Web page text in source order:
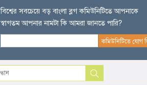
বিশ্বের সবচেয়ে বড় বাংলা ব্লগ কমিউনিটিতে আপনাকে
স্বাগতম আপনার নামটা কি আমরা জানতে পারি?